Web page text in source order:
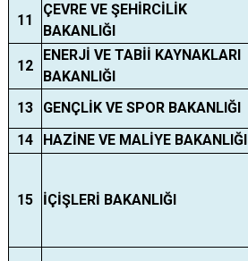
11
ÇEVRE VE ŞEHİRCİLİK
BAKANLIĞI
12
ENERJİ VE TABİİ KAYNAKLARI
BAKANLIĞI
13 GENÇLİK VE SPOR BAKANLIĞI
14
HAZİNE VE MALİYE BAKANLIĞI
15 İÇİŞLERİ BAKANLIĞI